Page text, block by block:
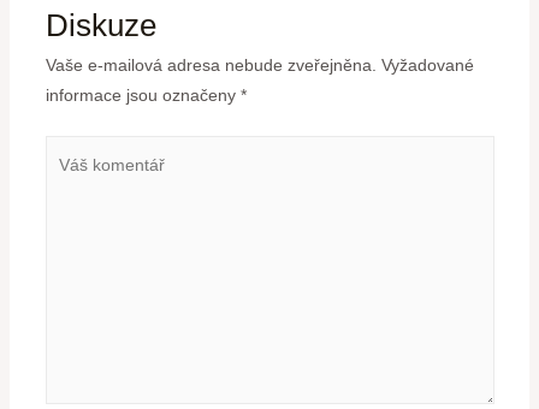
Diskuze
Vaše e-mailová adresa nebude zveřejněna. Vyžadované
informace jsou označeny *